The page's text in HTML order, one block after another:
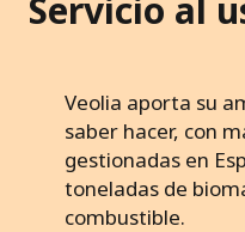
Veolia aporta su
saber hacer, con
gestionadas en
toneladas de
combustible.